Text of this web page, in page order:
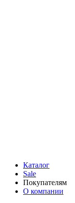
Каталог
Sale
Покупателям
О компании